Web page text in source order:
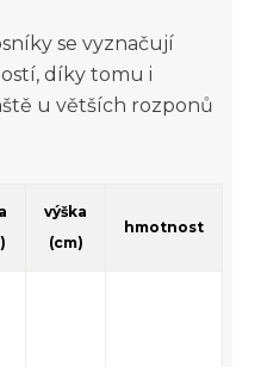
se vyznačují
díky tomu i
u větších rozponů
výška
(cm)
hmotnost